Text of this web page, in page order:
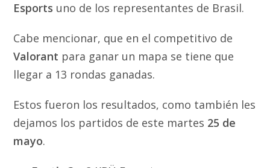
Esports uno de los representantes de Brasil.
Cabe mencionar, que en el competitivo de
Valorant para ganar un mapa se tiene que
llegar a 13 rondas ganadas.
Estos fueron los resultados, como también les
dejamos los partidos de este martes 25 de
mayo.